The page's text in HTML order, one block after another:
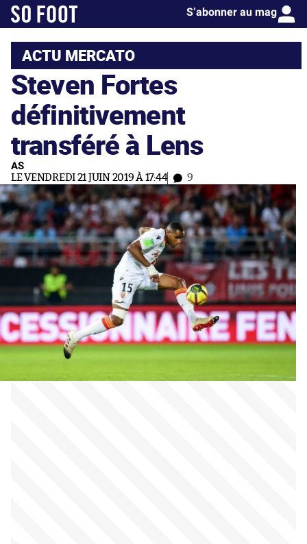
S’abonner au mag
ACTU MERCATO
Steven Fortes
définitivement
transféré à Lens
AS
LE VENDREDI 21 JUIN 2019 À 17:44 9